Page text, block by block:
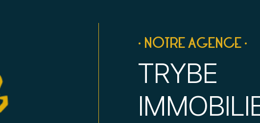
• NOTRE AGENCE •
TRYBE